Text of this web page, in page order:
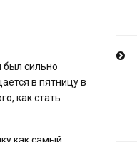
был сильно
в пятницу в
как стать